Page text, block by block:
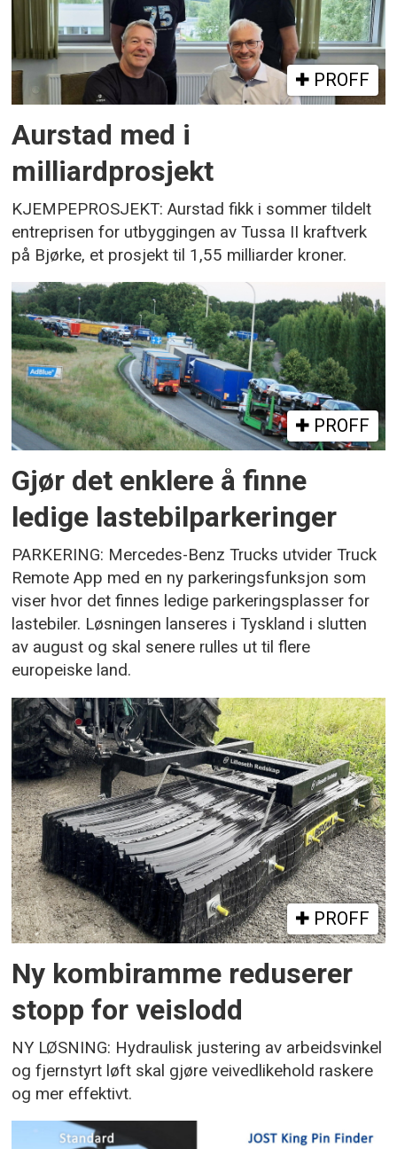
PROFF
Aurstad med i
milliardprosjekt
KJEMPEPROSJEKT: Aurstad fikk i sommer tildelt
entreprisen for utbyggingen av Tussa II kraftverk
på Bjørke, et prosjekt til 1,55 milliarder kroner.
PROFF
Gjør det enklere å finne
ledige lastebilparkeringer
PARKERING: Mercedes-Benz Trucks utvider Truck
Remote App med en ny parkeringsfunksjon som
viser hvor det finnes ledige parkeringsplasser for
lastebiler. Løsningen lanseres i Tyskland i slutten
av august og skal senere rulles ut til flere
europeiske land.
PROFF
Ny kombiramme reduserer
stopp for veislodd
NY LØSNING: Hydraulisk justering av arbeidsvinkel
og fjernstyrt løft skal gjøre veivedlikehold raskere
og mer effektivt.